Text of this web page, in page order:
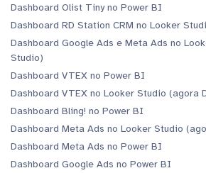
Dashboard Olist Tiny no Power BI
Dashboard RD Station CRM no Looker
Dashboard Google Ads e Meta Ads no
Studio)
Dashboard VTEX no Power BI
Dashboard VTEX no Looker Studio (agora
Dashboard Bling! no Power BI
Dashboard Meta Ads no Looker Studio
Dashboard Meta Ads no Power BI
Dashboard Google Ads no Power BI